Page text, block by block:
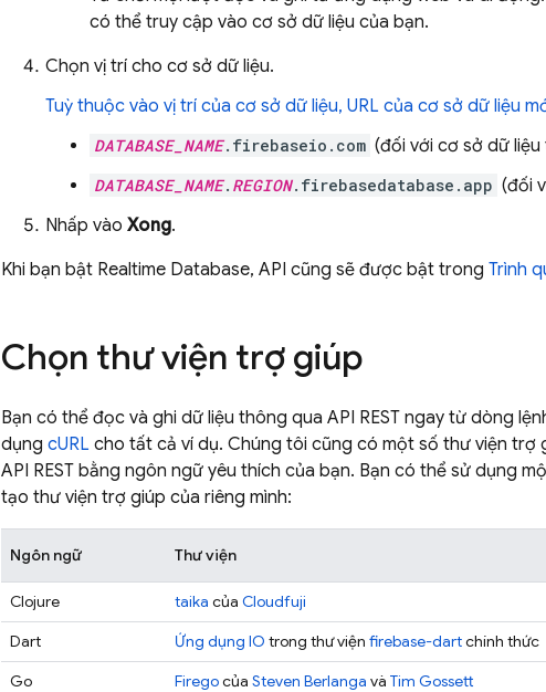
có thể truy cập vào cơ sở dữ liệu của bạn.
Chọn vị trí cho cơ sở dữ liệu.
Tuỳ thuộc vào vị trí của cơ sở dữ liệu, URL của cơ sở dữ liệu
DATABASE_NAME.firebaseio.com (đối với cơ sở dữ
DATABASE_NAME. REGION.firebasedatabase.app (đối
Nhấp vào Xong.
Khi bạn bật Realtime Database, API cũng sẽ được bật trong Trình
Chọn thư viện trợ giúp
Bạn có thể đọc và ghi dữ liệu thông qua API REST ngay từ dòng
dụng cURL cho tất cả ví dụ. Chúng tôi cũng có một số thư viện
API REST bằng ngôn ngữ yêu thích của bạn. Bạn có thể sử dụng
tạo thư viện trợ giúp của riêng mình:
Ngôn ngữ Thư viện
Clojure taika của Cloudfuji
Dart
Ứng dụng IO trong thư viện firebase-dartchính thức
Go
Firegocủa Steven Berlanga và Tim Gossett